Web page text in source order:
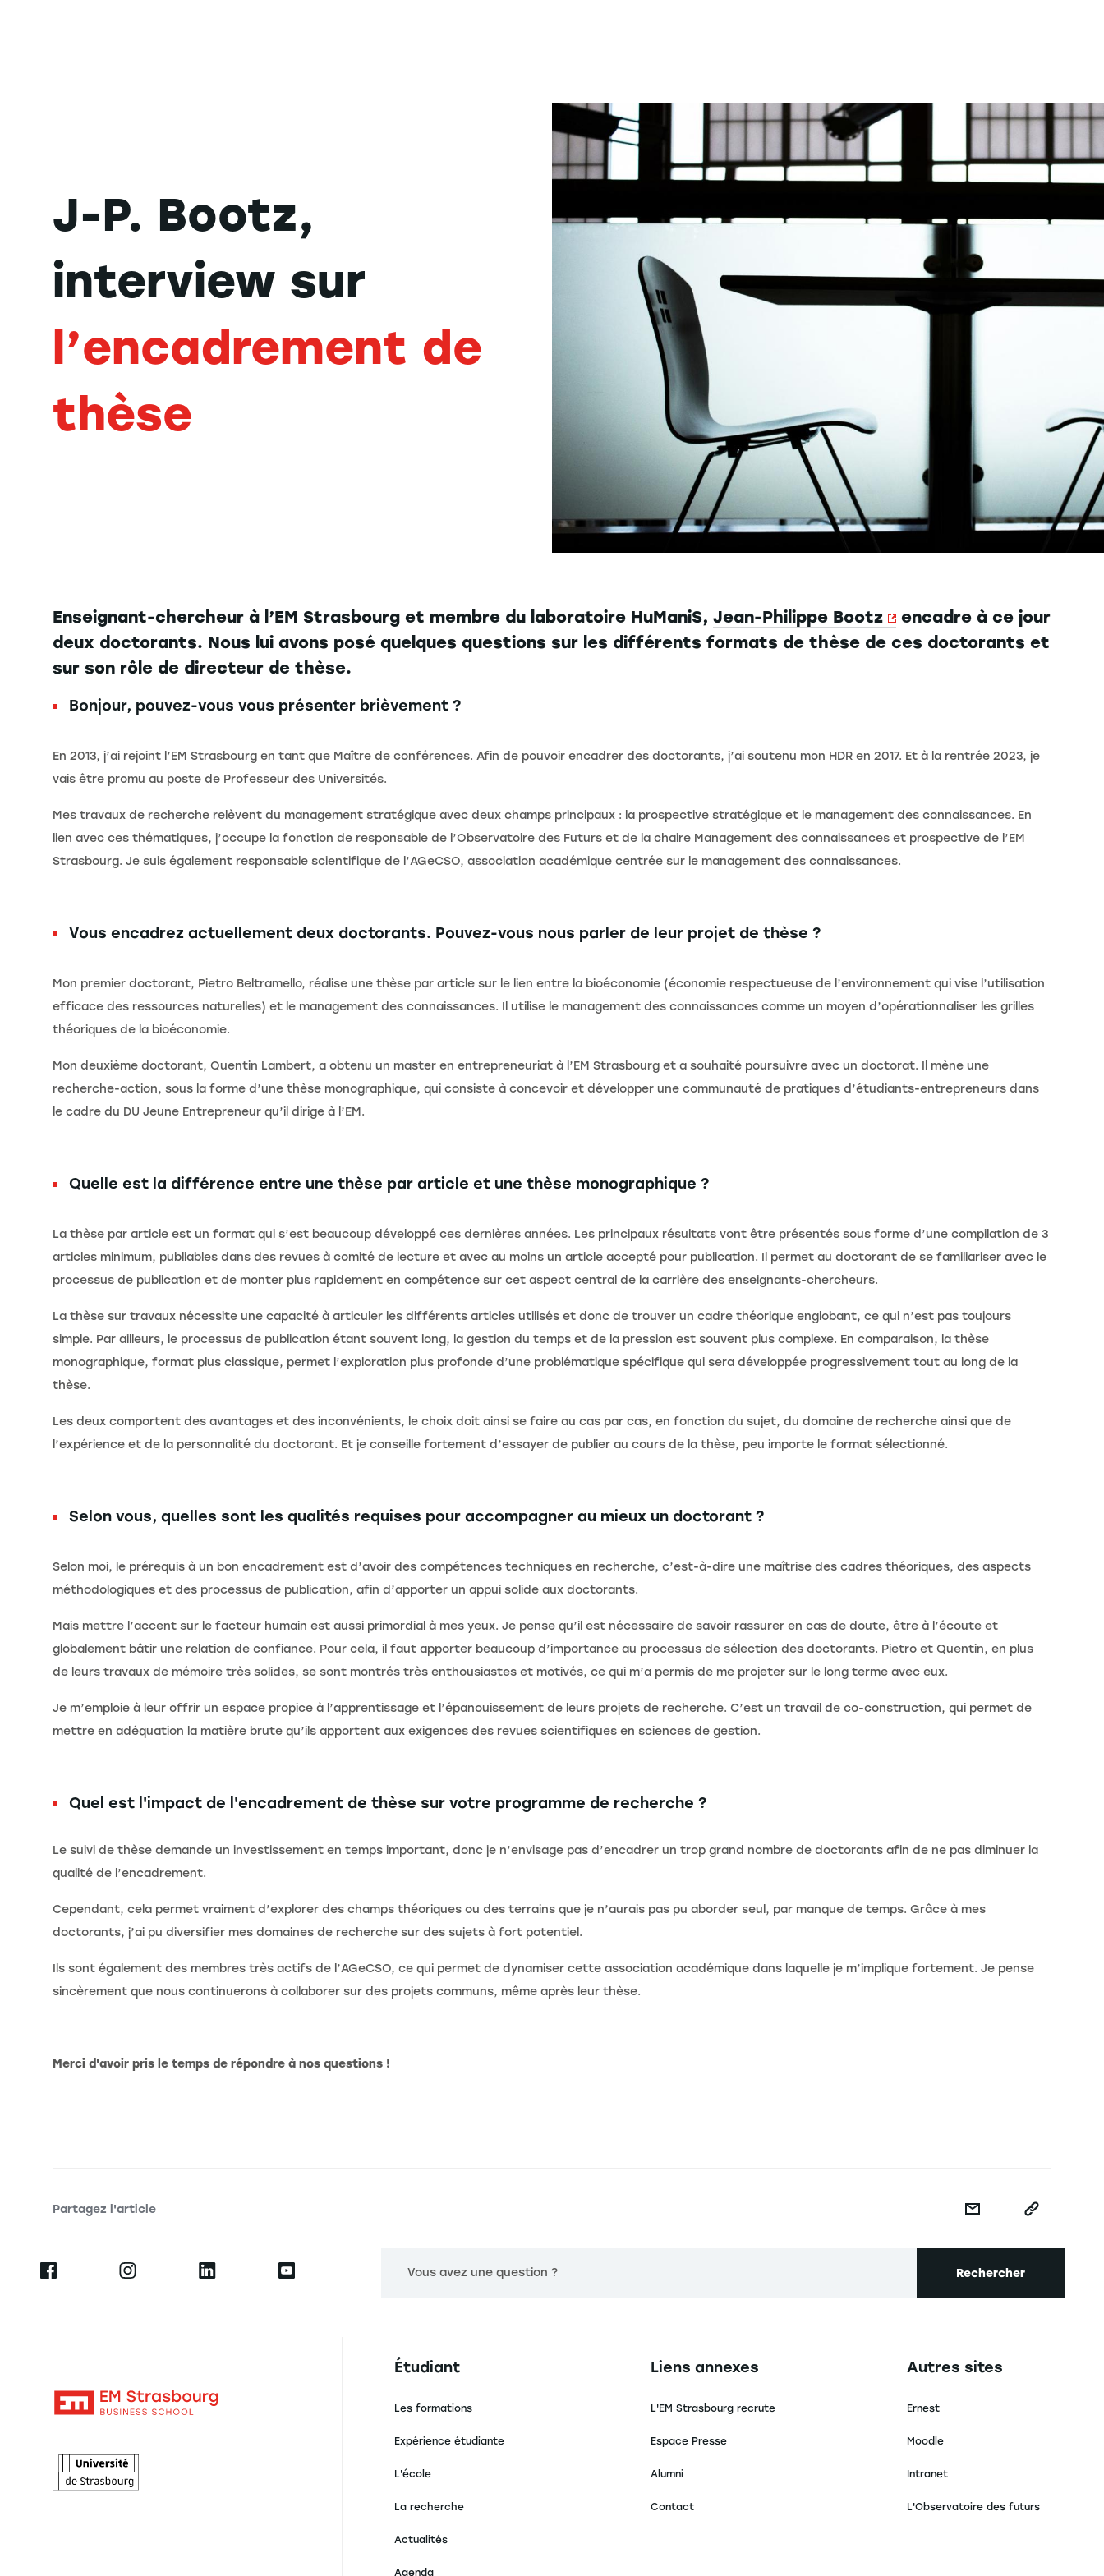
J-P. Bootz,
interview sur
l’encadrement de
thèse
Enseignant-chercheur à l’EM Strasbourg et membre du laboratoire HuManiS, Jean-Philippe Bootz
encadre à ce jour
deux doctorants. Nous lui avons posé quelques questions sur les différents formats de thèse de ces doctorants et
sur son rôle de directeur de thèse.
Bonjour, pouvez-vous vous présenter brièvement ?
En 2013, j’ai rejoint l’EM Strasbourg en tant que Maître de conférences. Afin de pouvoir encadrer des doctorants, j’ai soutenu mon HDR en 2017. Et à la rentrée 2023, je
vais être promu au poste de Professeur des Universités.
Mes travaux de recherche relèvent du management stratégique avec deux champs principaux : la prospective stratégique et le management des connaissances. En
lien avec ces thématiques, j’occupe la fonction de responsable de l’Observatoire des Futurs et de la chaire Management des connaissances et prospective de l’EM
Strasbourg. Je suis également responsable scientifique de l’AGeCSO, association académique centrée sur le management des connaissances.
Vous encadrez actuellement deux doctorants. Pouvez-vous nous parler de leur projet de thèse ?
Mon premier doctorant, Pietro Beltramello, réalise une thèse par article sur le lien entre la bioéconomie (économie respectueuse de l’environnement qui vise l’utilisation
efficace des ressources naturelles) et le management des connaissances. Il utilise le management des connaissances comme un moyen d’opérationnaliser les grilles
théoriques de la bioéconomie.
Mon deuxième doctorant, Quentin Lambert, a obtenu un master en entrepreneuriat à l’EM Strasbourg et a souhaité poursuivre avec un doctorat. Il mène une
recherche-action, sous la forme d’une thèse monographique, qui consiste à concevoir et développer une communauté de pratiques d’étudiants-entrepreneurs dans
le cadre du DU Jeune Entrepreneur qu’il dirige à l’EM.
Quelle est la différence entre une thèse par article et une thèse monographique ?
La thèse par article est un format qui s’est beaucoup développé ces dernières années. Les principaux résultats vont être présentés sous forme d’une compilation de 3
articles minimum, publiables dans des revues à comité de lecture et avec au moins un article accepté pour publication. Il permet au doctorant de se familiariser avec le
processus de publication et de monter plus rapidement en compétence sur cet aspect central de la carrière des enseignants-chercheurs.
La thèse sur travaux nécessite une capacité à articuler les différents articles utilisés et donc de trouver un cadre théorique englobant, ce qui n’est pas toujours
simple. Par ailleurs, le processus de publication étant souvent long, la gestion du temps et de la pression est souvent plus complexe. En comparaison, la thèse
monographique, format plus classique, permet l’exploration plus profonde d’une problématique spécifique qui sera développée progressivement tout au long de la
thèse.
Les deux comportent des avantages et des inconvénients, le choix doit ainsi se faire au cas par cas, en fonction du sujet, du domaine de recherche ainsi que de
l’expérience et de la personnalité du doctorant. Et je conseille fortement d’essayer de publier au cours de la thèse, peu importe le format sélectionné.
Selon vous, quelles sont les qualités requises pour accompagner au mieux un doctorant ?
Selon moi, le prérequis à un bon encadrement est d’avoir des compétences techniques en recherche, c’est-à-dire une maîtrise des cadres théoriques, des aspects
méthodologiques et des processus de publication, afin d’apporter un appui solide aux doctorants.
Mais mettre l’accent sur le facteur humain est aussi primordial à mes yeux. Je pense qu’il est nécessaire de savoir rassurer en cas de doute, être à l’écoute et
globalement bâtir une relation de confiance. Pour cela, il faut apporter beaucoup d’importance au processus de sélection des doctorants. Pietro et Quentin, en plus
de leurs travaux de mémoire très solides, se sont montrés très enthousiastes et motivés, ce qui m’a permis de me projeter sur le long terme avec eux.
Je m’emploie à leur offrir un espace propice à l’apprentissage et l’épanouissement de leurs projets de recherche. C’est un travail de co-construction, qui permet de
mettre en adéquation la matière brute qu’ils apportent aux exigences des revues scientifiques en sciences de gestion.
Quel est l'impact de l'encadrement de thèse sur votre programme de recherche ?
Le suivi de thèse demande un investissement en temps important, donc je n’envisage pas d’encadrer un trop grand nombre de doctorants afin de ne pas diminuer la
qualité de l’encadrement.
Cependant, cela permet vraiment d’explorer des champs théoriques ou des terrains que je n’aurais pas pu aborder seul, par manque de temps. Grâce à mes
doctorants, j’ai pu diversifier mes domaines de recherche sur des sujets à fort potentiel.
Ils sont également des membres très actifs de l’AGeCSO, ce qui permet de dynamiser cette association académique dans laquelle je m’implique fortement. Je pense
sincèrement que nous continuerons à collaborer sur des projets communs, même après leur thèse.
Merci d'avoir pris le temps de répondre à nos questions !
Partagez l'article
Vous avez une question ? Rechercher
Navigation principale footer
Étudiant
Les formations
Expérience étudiante
L'école
La recherche
Actualités
Agenda
Navigation secondaire footer
Liens annexes
L'EM Strasbourg recrute
Espace Presse
Alumni
Contact
Navigation tertiaire footer
Autres sites
Ernest
Moodle
Intranet
L'Observatoire des futurs